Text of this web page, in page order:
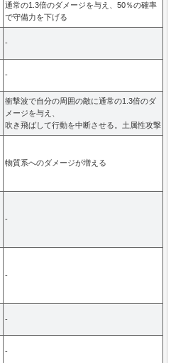
通常の1.3倍のダメージを与え、50％の確率
で守備力を下げる
-
-
衝撃波で自分の周囲の敵に通常の1.3倍のダ
メージを与え、
吹き飛ばして行動を中断させる。土属性攻撃
物質系へのダメージが増える
-
-
-
-